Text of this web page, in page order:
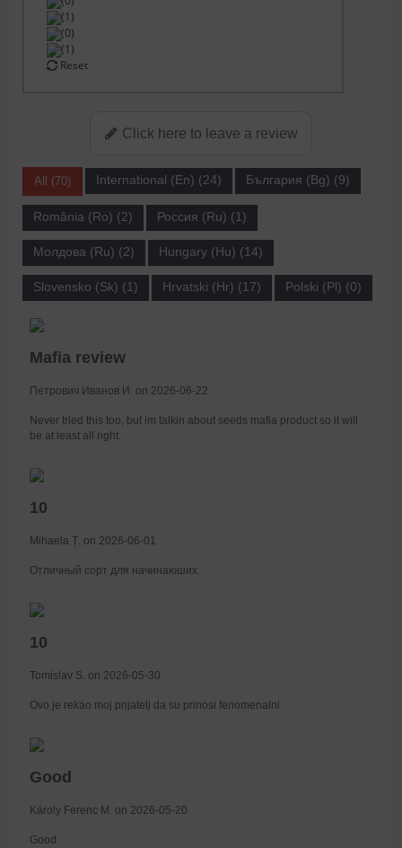
(1)
(0)
(1)
Reset
Click here to leave a review
All (70) International (En) (24) България (Bg) (9)
România (Ro) (2) Россия (Ru) (1)
Молдова (Ru) (2) Hungary (Hu) (14)
Slovensko (Sk) (1) Hrvatski (Hr) (17) Polski (Pl) (0)
Mafia review
Петрович Иванов И. on 2026-06-22
Never tried this too, but im talkin about seeds mafia product so it will
be at least all right.
10
Mihaela Ț. on 2026-06-01
Отличный сорт для начинаюших.
10
Tomislav S. on 2026-05-30
Ovo je rekao moj prijatelj da su prinosi fenomenalni
Good
Károly Ferenc M. on 2026-05-20
Good